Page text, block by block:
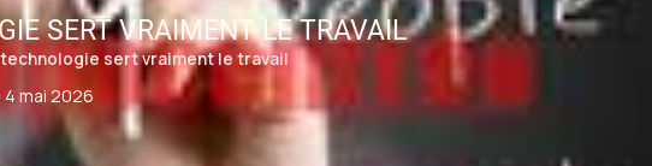
SERT VRAIMENT LE TRAVAIL
sert vraiment le travail
4 mai 2026